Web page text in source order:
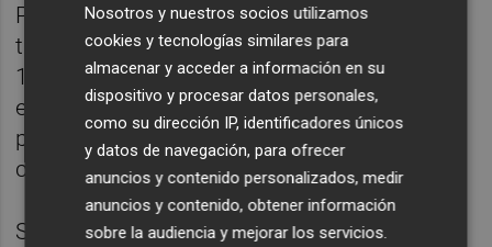
Paellas es una tradición reciente. Apenas
tiene 38 años actualmente, ya que nació en
1980 como un concurso de paellas popular
en el que los grupos de amigos se unían
para preparar unas paellas en la calle y
comer en hermandad.
Sin embargo, la fiesta se ha ido
Nosotros y nuestros socios utilizamos
cookies y tecnologías similares para
almacenar y acceder a información en su
dispositivo y procesar datos personales,
como su dirección IP, identificadores únicos
y datos de navegación, para ofrecer
anuncios y contenido personalizados, medir
anuncios y contenido, obtener información
sobre la audiencia y mejorar los servicios.